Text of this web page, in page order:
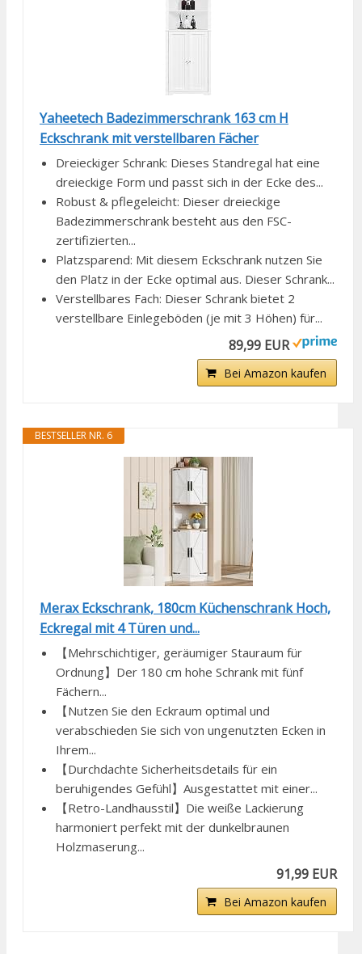
Yaheetech Badezimmerschrank 163 cm H
Eckschrank mit verstellbaren Fächer
Dreieckiger Schrank: Dieses Standregal hat eine
dreieckige Form und passt sich in der Ecke des...
Robust & pflegeleicht: Dieser dreieckige
Badezimmerschrank besteht aus den FSC-
zertifizierten...
Platzsparend: Mit diesem Eckschrank nutzen Sie
den Platz in der Ecke optimal aus. Dieser Schrank...
Verstellbares Fach: Dieser Schrank bietet 2
verstellbare Einlegeböden (je mit 3 Höhen) für...
89,99 EUR
Bei Amazon kaufen
BESTSELLER NR. 6
Merax Eckschrank, 180cm Küchenschrank Hoch,
Eckregal mit 4 Türen und...
【Mehrschichtiger, geräumiger Stauraum für
Ordnung】Der 180 cm hohe Schrank mit fünf
Fächern...
【Nutzen Sie den Eckraum optimal und
verabschieden Sie sich von ungenutzten Ecken in
Ihrem...
【Durchdachte Sicherheitsdetails für ein
beruhigendes Gefühl】Ausgestattet mit einer...
【Retro-Landhausstil】Die weiße Lackierung
harmoniert perfekt mit der dunkelbraunen
Holzmaserung...
91,99 EUR
Bei Amazon kaufen